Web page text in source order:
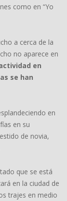
como en “Yo
a cerca de la
no aparece en
en
se han
en
en su
de novia,
que se está
en la ciudad de
trajes en medio